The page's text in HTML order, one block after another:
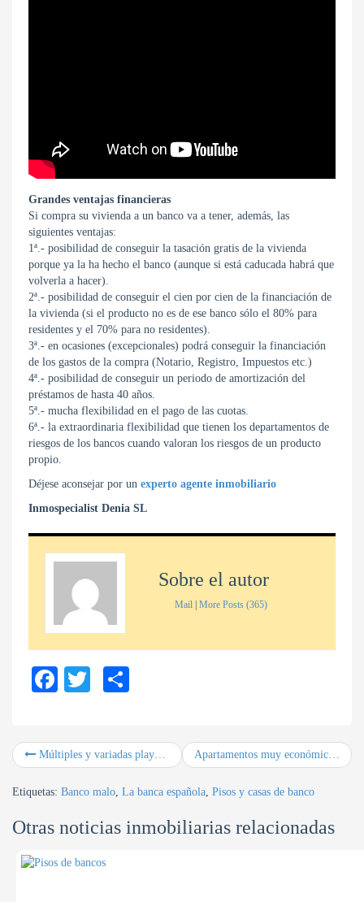
Grandes ventajas financieras
Si compra su vivienda a un banco va a tener, además, las
siguientes ventajas:
1ª.- posibilidad de conseguir la tasación gratis de la vivienda
porque ya la ha hecho el banco (aunque si está caducada habrá que
volverla a hacer).
2ª.- posibilidad de conseguir el cien por cien de la financiación de
la vivienda (si el producto no es de ese banco sólo el 80% para
residentes y el 70% para no residentes).
3ª.- en ocasiones (excepcionales) podrá conseguir la financiación
de los gastos de la compra (Notario, Registro, Impuestos etc.)
4ª.- posibilidad de conseguir un periodo de amortización del
préstamos de hasta 40 años.
5ª.- mucha flexibilidad en el pago de las cuotas.
6ª.- la extraordinaria flexibilidad que tienen los departamentos de
riesgos de los bancos cuando valoran los riesgos de un producto
propio.
Déjese aconsejar por un experto agente inmobiliario
Inmospecialist Denia SL
Sobre el autor
Mail More Posts (365)
Fa
ok r
pa
rti
Múltiples y variadas playas en Dénia Apartamentos muy económicos con ascensor
Etiquetas: Banco malo, La banca española, Pisos y casas de banco
Otras noticias inmobiliarias relacionadas